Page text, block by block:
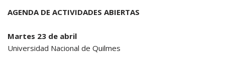
AGENDA DE ACTIVIDADES ABIERTAS
Martes 23 de abril
Universidad Nacional de Quilmes